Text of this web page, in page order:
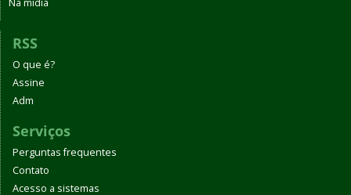
Na mídia
RSS
O que é?
Assine
Adm
Serviços
Perguntas frequentes
Contato
Acesso a sistemas